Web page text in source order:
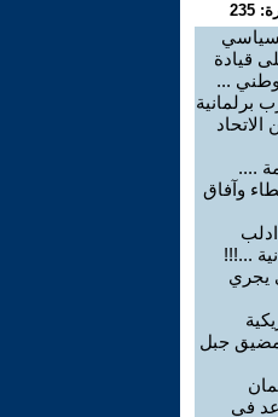
قيادة
...
برلمانية
....
وآفاق
...!!!
يجري
مضيق جبل
في